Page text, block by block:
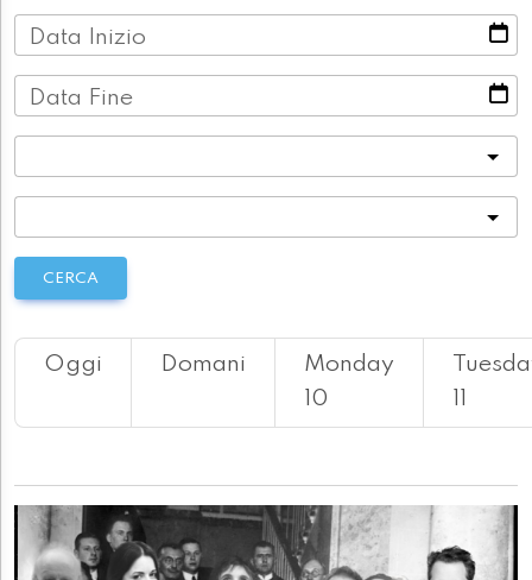
Data Inizio
Data Fine
CERCA
Oggi Domani
Monday
10
11